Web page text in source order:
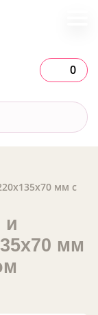
0
мм с
и
мм